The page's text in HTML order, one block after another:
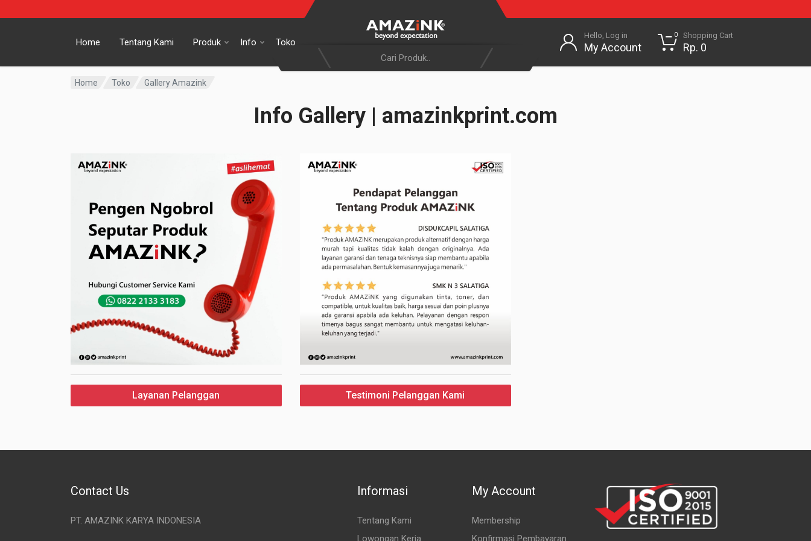
Home Tentang Kami Produk Info Toko
Hello, Log in
My Account
0 Shopping Cart
Rp. 0
Home Toko Gallery Amazink
Info Gallery | amazinkprint.com
Layanan Pelanggan Testimoni Pelanggan Kami
Contact Us
PT. AMAZINK KARYA INDONESIA
Informasi
Tentang Kami
Lowongan Kerja
My Account
Membership
Konfirmasi Pembayaran